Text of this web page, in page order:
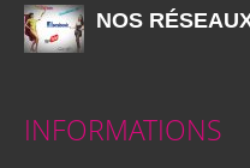
NOS
INFORMATIONS